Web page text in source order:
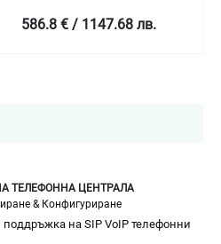
1558.18 € / 3047.54 лв.
ТЕЛЕФОННА ЦЕНТРАЛА
& Конфигуриране
на SIP VoIP телефонни